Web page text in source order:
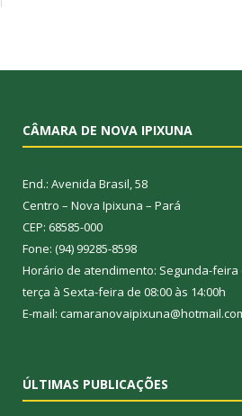
CÂMARA DE NOVA IPIXUNA
End.: Avenida Brasil, 58
Centro – Nova Ipixuna – Pará
CEP: 68585-000
Fone: (94) 99285-8598
Horário de atendimento: Segunda-feira
terça à Sexta-feira de 08:00 às 14:00h
E-mail:
ÚLTIMAS PUBLICAÇÕES